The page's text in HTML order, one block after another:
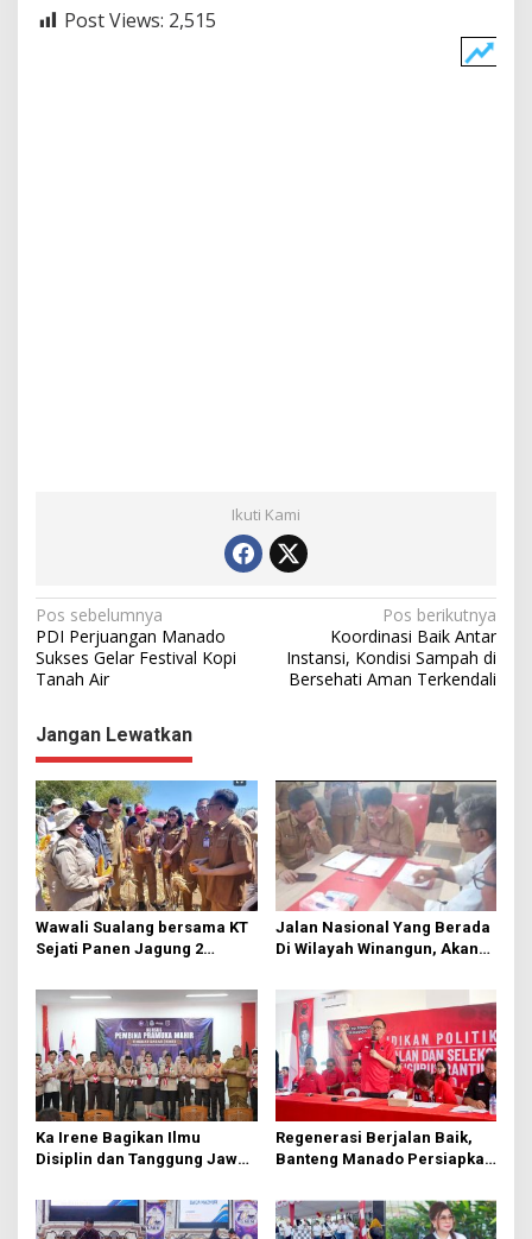
Post Views: 2,515
Ikuti Kami
N
a
v
i
g
a
s
i
p
o
s
Pos sebelumnya
PDI Perjuangan Manado
Sukses Gelar Festival Kopi
Tanah Air
Pos berikutnya
Koordinasi Baik Antar
Instansi, Kondisi Sampah di
Bersehati Aman Terkendali
Jangan Lewatkan
Wawali Sualang bersama KT
Sejati Panen Jagung 2
Jalan Nasional Yang Berada
Di Wilayah Winangun, Akan
Ka Irene Bagikan Ilmu
Disiplin dan Tanggung Jawab
Manado
Regenerasi Berjalan Baik,
Banteng Manado Persiapkan
Rumput